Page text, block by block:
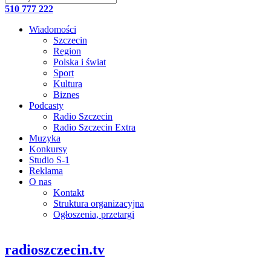
510 777 222
Wiadomości
Szczecin
Region
Polska i świat
Sport
Kultura
Biznes
Podcasty
Radio Szczecin
Radio Szczecin Extra
Muzyka
Konkursy
Studio S-1
Reklama
O nas
Kontakt
Struktura organizacyjna
Ogłoszenia, przetargi
radioszczecin.tv